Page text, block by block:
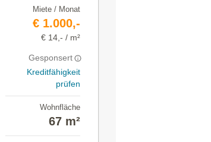
Miete / Monat
€ 1.000,-
€ 14,- / m²
Gesponsert
Kreditfähigkeit
prüfen
Wohnfläche
67 m²